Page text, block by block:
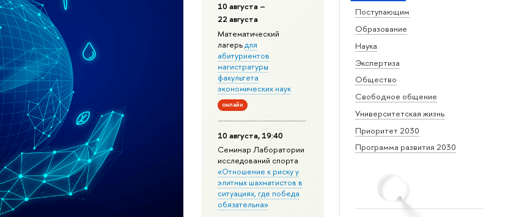
Поступающим
Образование
Наука
Экспертиза
Общество
Свободное общение
Университетская жизнь
Приоритет 2030
Программа развития 2030
10 августа –
22 августа
Математический
лагерьдля
абитуриентов
магистратуры
факультета
экономических наук
онлайн
10 августа, 19:40
Семинар Лаборатории
исследований спорта
«Отношение к риску у
элитных шахматистов в
ситуациях, где победа
обязательна»